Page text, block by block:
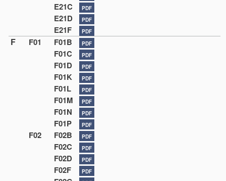
E21C PDF
E21D PDF
E21F PDF
F F01 F01B PDF
F01C PDF
F01D PDF
F01K PDF
F01L PDF
F01M PDF
F01N PDF
F01P PDF
F02 F02B PDF
F02C PDF
F02D PDF
F02F PDF